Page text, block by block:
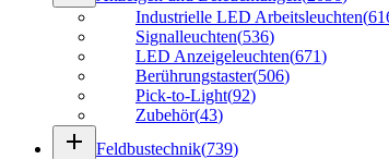
Industrielle LED Arbeitsleuchten(
Signalleuchten(536)
LED Anzeigeleuchten(671)
Berührungstaster(506)
Pick-to-Light(92)
Zubehör(43)
add Feldbustechnik(739)